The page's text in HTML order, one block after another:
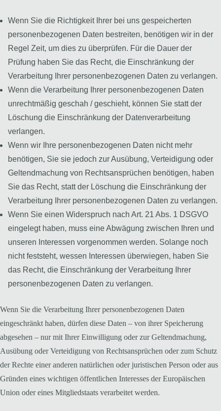
Wenn Sie die Richtigkeit Ihrer bei uns gespeicherten
personenbezogenen Daten bestreiten, benötigen wir in der
Regel Zeit, um dies zu überprüfen. Für die Dauer der
Prüfung haben Sie das Recht, die Einschränkung der
Verarbeitung Ihrer personenbezogenen Daten zu verlangen.
Wenn die Verarbeitung Ihrer personenbezogenen Daten
unrechtmäßig geschah / geschieht, können Sie statt der
Löschung die Einschränkung der Datenverarbeitung
verlangen.
Wenn wir Ihre personenbezogenen Daten nicht mehr
benötigen, Sie sie jedoch zur Ausübung, Verteidigung oder
Geltendmachung von Rechtsansprüchen benötigen, haben
Sie das Recht, statt der Löschung die Einschränkung der
Verarbeitung Ihrer personenbezogenen Daten zu verlangen.
Wenn Sie einen Widerspruch nach Art. 21 Abs. 1 DSGVO
eingelegt haben, muss eine Abwägung zwischen Ihren und
unseren Interessen vorgenommen werden. Solange noch
nicht feststeht, wessen Interessen überwiegen, haben Sie
das Recht, die Einschränkung der Verarbeitung Ihrer
personenbezogenen Daten zu verlangen.
Wenn Sie die Verarbeitung Ihrer personenbezogenen Daten
eingeschränkt haben, dürfen diese Daten – von ihrer Speicherung
abgesehen – nur mit Ihrer Einwilligung oder zur Geltendmachung,
Ausübung oder Verteidigung von Rechtsansprüchen oder zum Schutz
der Rechte einer anderen natürlichen oder juristischen Person oder aus
Gründen eines wichtigen öffentlichen Interesses der Europäischen
Union oder eines Mitgliedstaats verarbeitet werden.